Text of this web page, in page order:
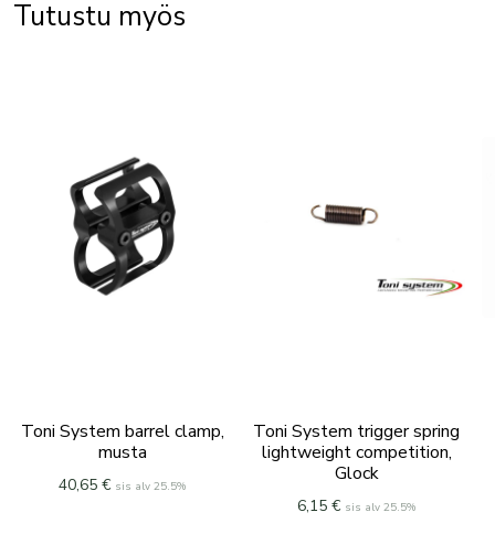
Tutustu myös
Toni System barrel clamp,
musta
40,65 € sis alv 25.5%
Toni System trigger spring
lightweight competition,
Glock
6,15 € sis alv 25.5%